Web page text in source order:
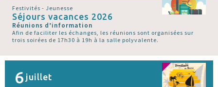
Festivités - Jeunesse
Séjours vacances 2026
Réunions d’information
Afin de faciliter les échanges, les réunions sont organisées sur
trois soirées de 17h30 à 19h à la salle polyvalente.
6 juillet